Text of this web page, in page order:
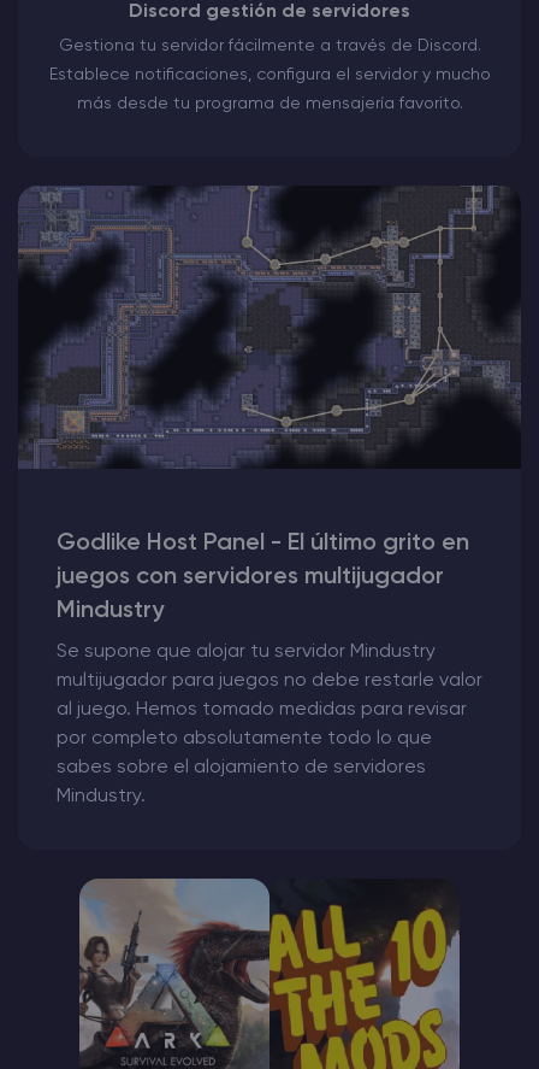
Discord gestión de servidores
Gestiona tu servidor fácilmente a través de Discord.
Establece notificaciones, configura el servidor y mucho
más desde tu programa de mensajería favorito.
Godlike Host Panel - El último grito en
juegos con servidores multijugador
Mindustry
Se supone que alojar tu servidor Mindustry
multijugador para juegos no debe restarle valor
al juego. Hemos tomado medidas para revisar
por completo absolutamente todo lo que
sabes sobre el alojamiento de servidores
Mindustry.